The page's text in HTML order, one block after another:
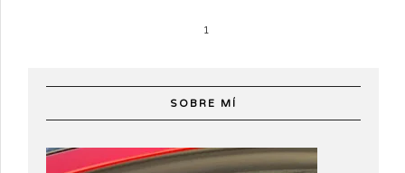
1
SOBRE MÍ